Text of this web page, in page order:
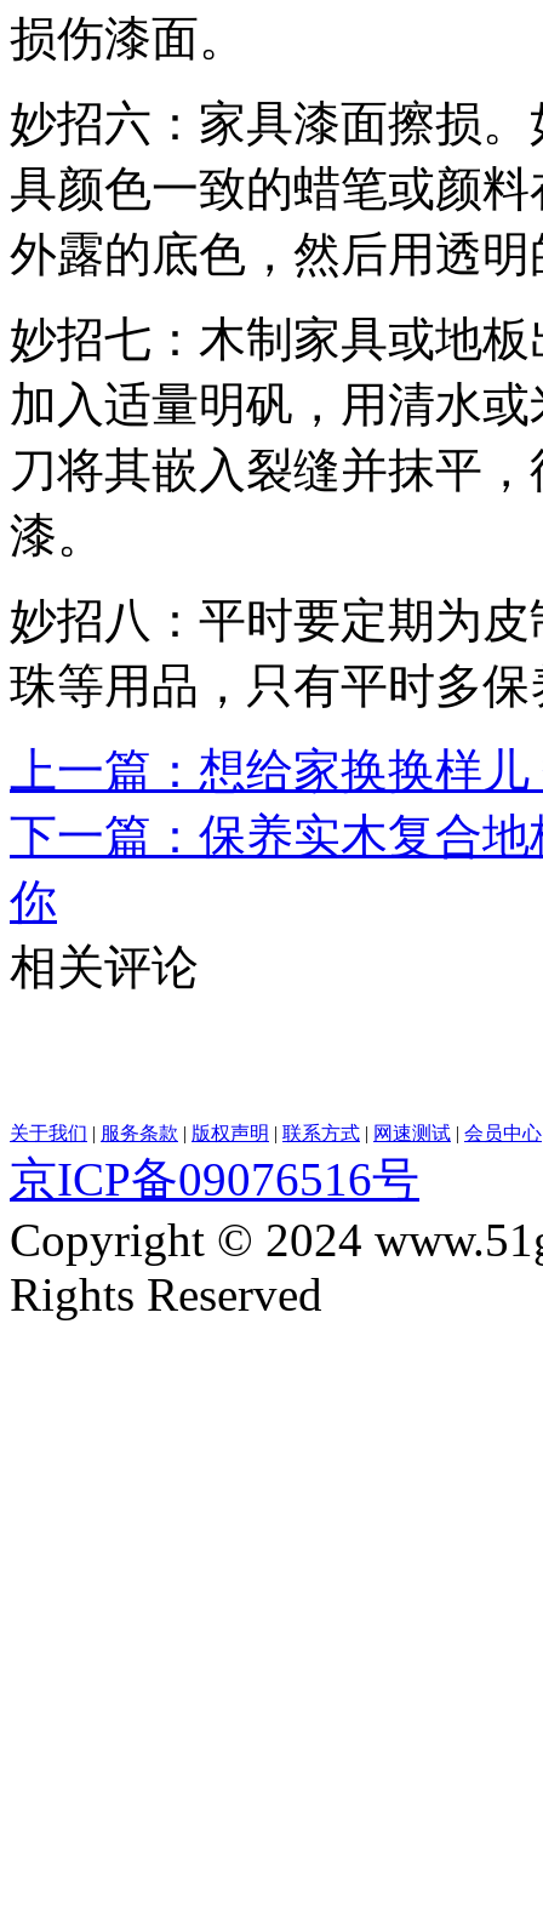
损伤漆面。
妙招六：家具漆面擦损
具颜色一致的蜡笔或颜
外露的底色，然后用透
妙招七：木制家具或地
加入适量明矾，用清水
刀将其嵌入裂缝并抹平
漆。
妙招八：平时要定期为
珠等用品，只有平时多
上一篇：想给家换换样
下一篇：保养实木复合
你
相关评论
关于我们 | 服务条款 | 版权声明 | 联系方式 | 网速测试 | 会员中心
京ICP备09076516号
Copyright © 2024
Rights Reserved